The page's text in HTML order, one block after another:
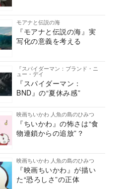
モアナと伝説の海
『モアナと伝説の海』実
写化の意義を考える
『スパイダーマン：ブランド・ニ
ュー・デイ
『スパイダーマン：
BND』の“夏休み感”
映画ちいかわ 人魚の島のひみつ
『ちいかわ』の怖さは“食
物連鎖からの追放”？
映画ちいかわ 人魚の島のひみつ
『映画ちいかわ』が描い
た“恐ろしさ”の正体